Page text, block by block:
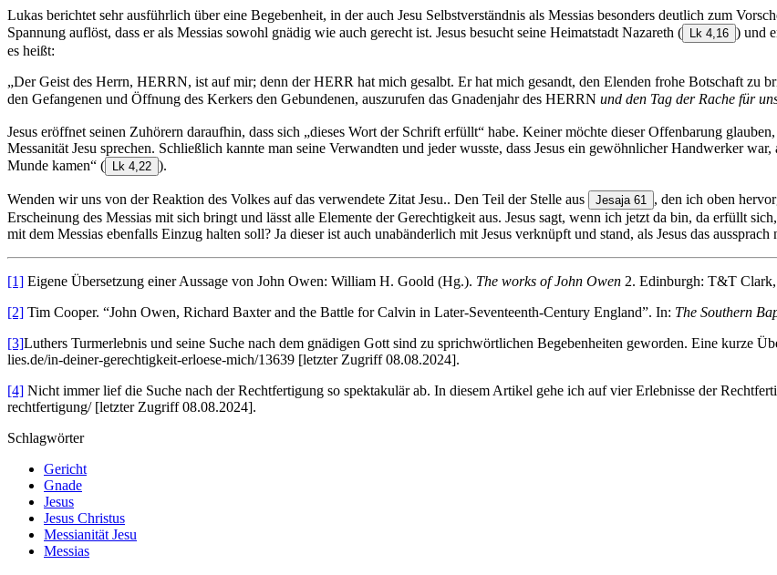
Lukas berichtet sehr ausführlich über eine Begebenheit, in der auch Jesu Selbstverständnis als Messias besonders deutlich zum
Spannung auflöst, dass er als Messias sowohl gnädig wie auch gerecht ist. Jesus besucht seine Heimatstadt Nazareth ( Lk 4,16 ) und
es heißt:
„Der Geist des Herrn, HERRN, ist auf mir; denn der HERR hat mich gesalbt. Er hat mich gesandt, den Elenden frohe Botschaft zu
den Gefangenen und Öffnung des Kerkers den Gebundenen, auszurufen das Gnadenjahr des HERRN und den Tag der Rache für
Jesus eröffnet seinen Zuhörern daraufhin, dass sich „dieses Wort der Schrift erfüllt“ habe. Keiner möchte dieser Offenbarung
Messanität Jesu sprechen. Schließlich kannte man seine Verwandten und jeder wusste, dass Jesus ein gewöhnlicher Handwerker
Munde kamen“ ( Lk 4,22 ).
Wenden wir uns von der Reaktion des Volkes auf das verwendete Zitat Jesu.. Den Teil der Stelle aus Jesaja 61
, den ich oben
Erscheinung des Messias mit sich bringt und lässt alle Elemente der Gerechtigkeit aus. Jesus sagt, wenn ich jetzt da bin, da erfüllt
mit dem Messias ebenfalls Einzug halten soll? Ja dieser ist auch unabänderlich mit Jesus verknüpft und stand, als Jesus das
[1] Eigene Übersetzung einer Aussage von John Owen: William H. Goold (Hg.). The works of John Owen 2. Edinburgh: T&T Clark,
[2] Tim Cooper. “John Owen, Richard Baxter and the Battle for Calvin in Later-Seventeenth-Century England”. In: The Southern
[3]Luthers Turmerlebnis und seine Suche nach dem gnädigen Gott sind zu sprichwörtlichen Begebenheiten geworden. Eine kurze
lies.de/in-deiner-gerechtigkeit-erloese-mich/13639 [letzter Zugriff 08.08.2024].
[4] Nicht immer lief die Suche nach der Rechtfertigung so spektakulär ab. In diesem Artikel gehe ich auf vier Erlebnisse der
rechtfertigung/ [letzter Zugriff 08.08.2024].
Schlagwörter
Gericht
Gnade
Jesus
Jesus Christus
Messianität Jesu
Messias